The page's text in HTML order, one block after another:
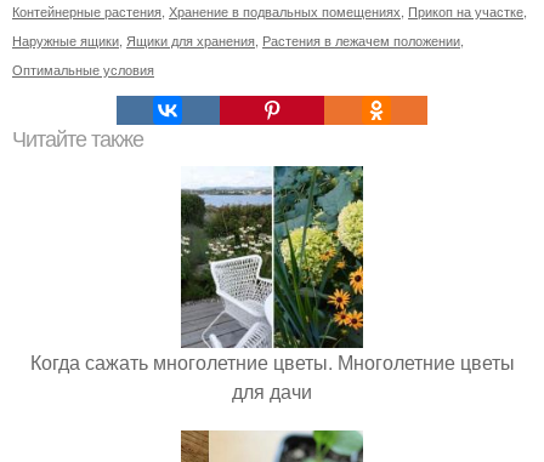
Контейнерные растения Хранение в подвальных помещениях Прикоп на участке
Наружные ящики Ящики для хранения Растения в лежачем положении
Оптимальные условия
Читайте также
Когда сажать многолетние цветы. Многолетние цветы
для дачи